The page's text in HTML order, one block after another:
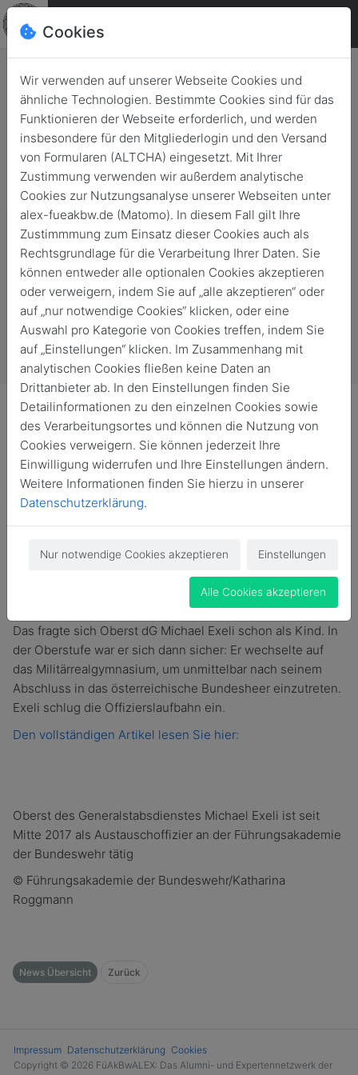
Der kurze Draht zwischen zwei
Ländern
Zurück 26. April 2021
Vom Bundesheer zur Bundeswehr: Als seine militärische
Karriere vor fast 30 Jahren begann, ahnte Oberst des
Generalstabsdienstes (dG) Michael Exeli nicht, dass er
ein paar Jahre in Deutschland dienen würde. Der
gebürtige Österreicher ist einer von vier
Austauschoffizieren an der Führungsakademie der
Soll ich zum Militär oder doch lieber zur Polizei gehen?
Das fragte sich Oberst dG Michael Exeli schon als Kind. In
der Oberstufe war er sich dann sicher: Er wechselte auf
das Militärrealgymnasium, um unmittelbar nach seinem
Abschluss in das österreichische Bundesheer einzutreten.
Exeli schlug die Offizierslaufbahn ein.
Den vollständigen Artikel lesen Sie hier:
Oberst des Generalstabsdienstes Michael Exeli ist seit
Mitte 2017 als Austauschoffizier an der Führungsakademie
der Bundeswehr tätig
© Führungsakademie der Bundeswehr/Katharina
Roggmann
News Übersicht Zurück
Cookies
Wir verwenden auf unserer Webseite Cookies und
ähnliche Technologien. Bestimmte Cookies sind für das
Funktionieren der Webseite erforderlich, und werden
insbesondere für den Mitgliederlogin und den Versand
von Formularen (ALTCHA) eingesetzt. Mit Ihrer
Zustimmung verwenden wir außerdem analytische
Cookies zur Nutzungsanalyse unserer Webseiten unter
alex-fueakbw.de (Matomo). In diesem Fall gilt Ihre
Zustimmmung zum Einsatz dieser Cookies auch als
Rechtsgrundlage für die Verarbeitung Ihrer Daten. Sie
können entweder alle optionalen Cookies akzeptieren
oder verweigern, indem Sie auf „alle akzeptieren“ oder
auf „nur notwendige Cookies“ klicken, oder eine
Auswahl pro Kategorie von Cookies treffen, indem Sie
auf „Einstellungen“ klicken. Im Zusammenhang mit
analytischen Cookies fließen keine Daten an
Drittanbieter ab. In den Einstellungen finden Sie
Detailinformationen zu den einzelnen Cookies sowie
des Verarbeitungsortes und können die Nutzung von
Cookies verweigern. Sie können jederzeit Ihre
Einwilligung widerrufen und Ihre Einstellungen ändern.
Weitere Informationen finden Sie hierzu in unserer
Datenschutzerklärung.
Nur notwendige Cookies akzeptieren Einstellungen
Alle Cookies akzeptieren
Impressum Datenschutzerklärung Cookies
Copyright © 2026 FüAkBwALEX: Das Alumni- und Expertennetzwerk der